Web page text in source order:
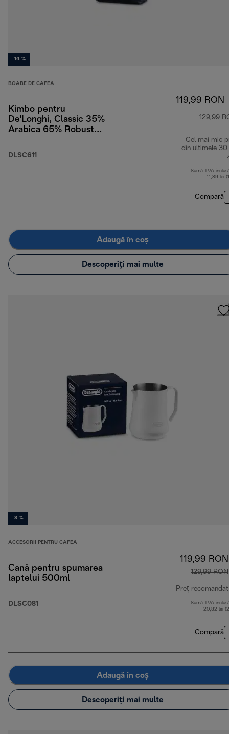
-14 %
BOABE DE CAFEA
Kimbo pentru
De'Longhi, Classic 35%
Arabica 65% Robusta,
DLSC611
119,99 RON
129,99
Cel mai mic
din ultimele 30
Sumă TVA
11,89 lei
Compară
Adaugă în coș
Descoperiți mai multe
-8 %
ACCESORII PENTRU CAFEA
Cană pentru spumarea
laptelui 500ml
DLSC081
119,99 RON
129,99 RON
Preț recomandat
Sumă TVA
20,82 lei
Compară
Adaugă în coș
Descoperiți mai multe